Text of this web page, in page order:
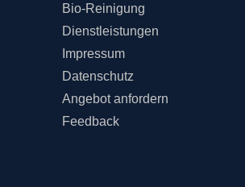
Bio-Reinigung
Dienstleistungen
Impressum
Datenschutz
Angebot anfordern
Feedback